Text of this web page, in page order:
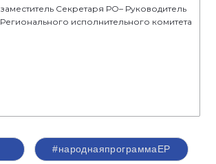
заместитель Секретаря РО– Руководитель
Регионального исполнительного комитета
#народнаяпрограммаЕР